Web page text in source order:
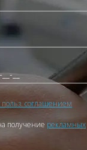
польз. соглашением
получение рекламных